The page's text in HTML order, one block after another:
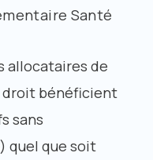
Santé
allocataires de
droit bénéficient
sans
quel que soit